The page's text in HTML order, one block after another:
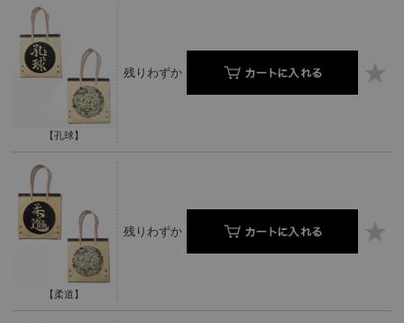
【孔球】
残りわずか
【柔道】
残りわずか